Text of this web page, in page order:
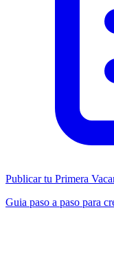
Publicar tu Primera
Guia paso a paso para